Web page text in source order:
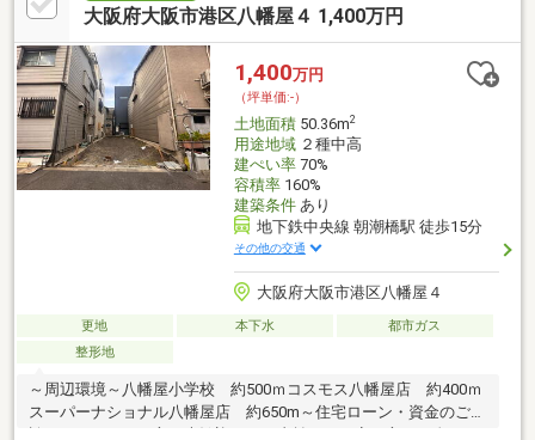
いてお悩みの方もお任せください。
大阪府大阪市港区八幡屋４ 1,400万円
1,400万円
（坪単価:-）
土地面積50.36m2
用途地域２種中高
建ぺい率70%
容積率160%
建築条件あり
地下鉄中央線 朝潮橋駅 徒歩15分
その他の交通
大阪府大阪市港区八幡屋４
更地 本下水
都市ガス
整形地
～周辺環境～八幡屋小学校 約500ｍコスモス八幡屋店 約400ｍ
スーパーナショナル八幡屋店 約650m～住宅ローン・資金のご相